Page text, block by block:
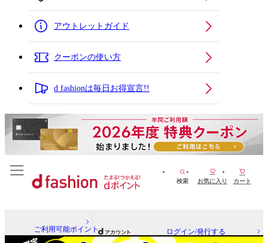
アウトレットガイド
クーポンの使い方
d fashionは毎日お得宣言!!
検索 お気に入り カート
ご利用可能ポイント ログイン/発行する